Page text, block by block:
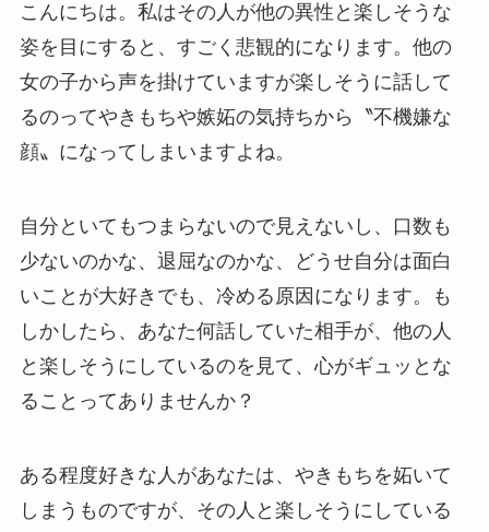
こんにちは。私はその人が他の異性と楽しそうな
姿を目にすると、すごく悲観的になります。他の
女の子から声を掛けていますが楽しそうに話して
るのってやきもちや嫉妬の気持ちから〝不機嫌な
顔〟になってしまいますよね。
自分といてもつまらないので見えないし、口数も
少ないのかな、退屈なのかな、どうせ自分は面白
いことが大好きでも、冷める原因になります。も
しかしたら、あなた何話していた相手が、他の人
と楽しそうにしているのを見て、心がギュッとな
ることってありませんか？
ある程度好きな人があなたは、やきもちを妬いて
しまうものですが、その人と楽しそうにしている